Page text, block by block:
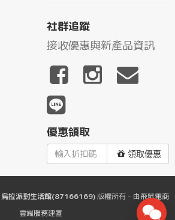
社群追蹤
接收優惠與新產品資訊
優惠領取
領取優惠
烏拉派對生活館(87166169)版權所有 - 由飛鼠電商
雲端服務建置